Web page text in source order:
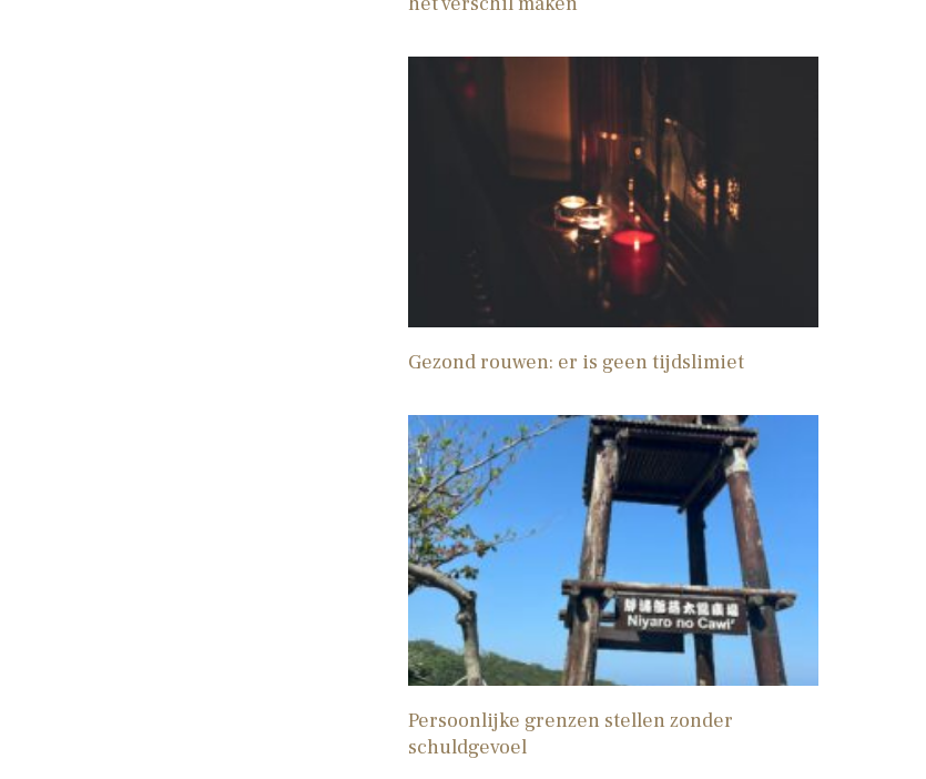
Gezond rouwen: er is geen tijdslimiet
Persoonlijke grenzen stellen zonder
schuldgevoel